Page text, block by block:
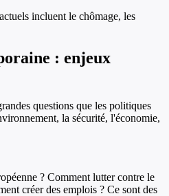
incluent le chômage, les
: enjeux
questions que les politiques
la sécurité, l'économie,
? Comment lutter contre le
créer des emplois ? Ce sont des